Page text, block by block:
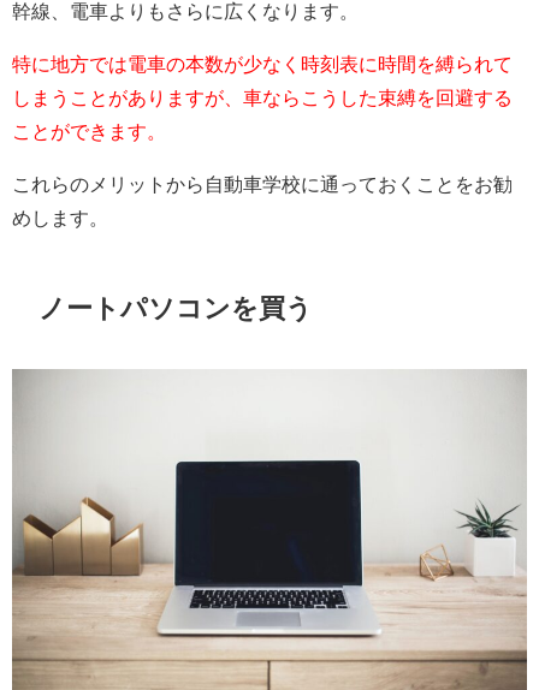
幹線、電車よりもさらに広くなります。
特に地方では電車の本数が少なく時刻表に時間を縛られて
しまうことがありますが、車ならこうした束縛を回避する
ことができます。
これらのメリットから自動車学校に通っておくことをお勧
めします。
ノートパソコンを買う